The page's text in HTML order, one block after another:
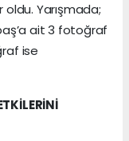
oldu. Yarışmada;
ait 3 fotoğraf
ise